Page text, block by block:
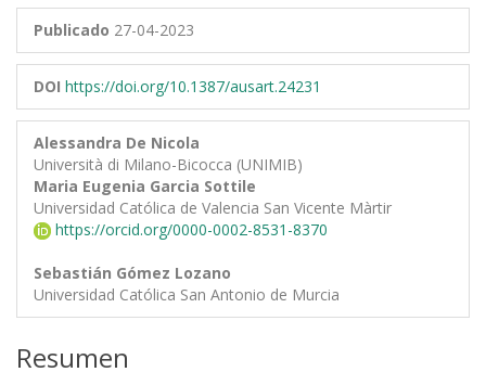
Publicado 27-04-2023
DOI https://doi.org/10.1387/ausart.24231
Alessandra De Nicola
Università di Milano-Bicocca (UNIMIB)
Maria Eugenia Garcia Sottile
Universidad Católica de Valencia San Vicente Màrtir
https://orcid.org/0000-0002-8531-8370
Sebastián Gómez Lozano
Universidad Católica San Antonio de Murcia
Resumen